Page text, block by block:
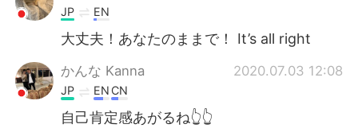
ไทย
Italiano
Tiếng Việt
JP EN
大丈夫！あなたのままで！ It’s all right
かんな Kanna 2020.07.03 12:08
JP EN CN
自己肯定感あがるね👆👆